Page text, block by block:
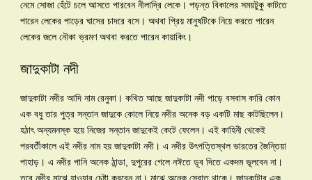
নেমে সোজা হেঁটে চলে আসতে পারবেন নীলাদ্রি লেকে। পড়ন্ত বিকালের সময়টুকু কাটতে
পারেন লেকের পাড়ের ঘাসের চাদরে বসে। অথবা প্রিয় মানুষটিকে নিয়ে করতে পারেন
লেকের জলে নৌকা ভ্রমণ অথবা করতে পারেন কায়াকিং।
জাদুকাটা নদী
জাদুকাটা নদীর আদি নাম রেনুকা। কথিত আছে জাদুকাটা নদী পাড়ে বসবাস কারি কোন
এক বধু তার পুত্র সন্তান জাদুকে কোলে নিয়ে নদীর অনেক বড় একটি মাছ কাটছিলেন।
হঠাৎ অন্যমনস্ক হয়ে নিজের সন্তান জাদুকেই কেটে ফেলেন। এই কাহিনী থেকেই
পরবর্তীকালে এই নদীর নাম হয় জাদুকাটা নদী। এ নদীর উৎপত্তিস্থল ভারতের জৈন্তিয়া
পাহাড়। এ নদীর পানি অনেক ঠান্ডা, দুপুরের গেলে নঈতে ডূব দিতে একদম ভূলবেন না।